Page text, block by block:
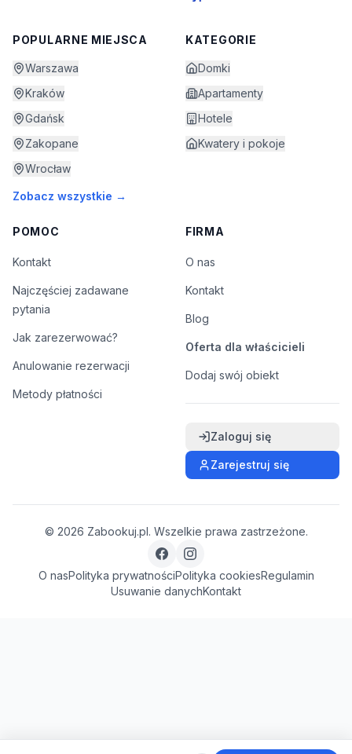
POPULARNE MIEJSCA
Warszawa
Kraków
Gdańsk
Zakopane
Wrocław
Zobacz wszystkie →
KATEGORIE
Domki
Apartamenty
Hotele
Kwatery i pokoje
POMOC
Kontakt
Najczęściej zadawane
pytania
Jak zarezerwować?
Anulowanie rezerwacji
Metody płatności
FIRMA
O nas
Kontakt
Blog
Oferta dla właścicieli
Dodaj swój obiekt
Zaloguj się
Zarejestruj się
© 2026 Zabookuj.pl. Wszelkie prawa zastrzeżone.
O nasPolityka prywatnościPolityka cookiesRegulamin
Usuwanie danychKontakt